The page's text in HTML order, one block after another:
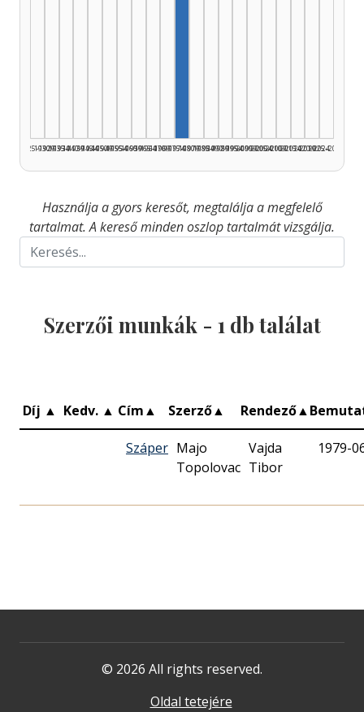
1925–1929
1930–1934
1935–1939
1940–1944
1945–1949
1950–1954
1955–1959
1960–1964
1965–1969
1970–1974
1975–1979
1980–1984
1985–1989
1990–1994
1995–1999
2000–2004
2005–2009
2010–2014
2015–2019
2020–2024
2025–2026
Használja a gyors keresőt, megtalálja a megfelelő
tartalmat. A kereső minden oszlop tartalmát vizsgálja.
Szerzői munkák - 1 db találat
Díj ▲ Kedv. ▲ Cím▲ Szerző▲ Rendező▲
Száper Majo
Topolovac
Vajda
Tibor
1979-
© 2026 All rights reserved.
Oldal tetejére